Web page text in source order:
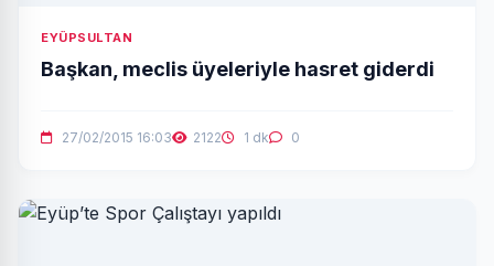
EYÜPSULTAN
Başkan, meclis üyeleriyle hasret giderdi
27/02/2015 16:03 2122 1 dk 0